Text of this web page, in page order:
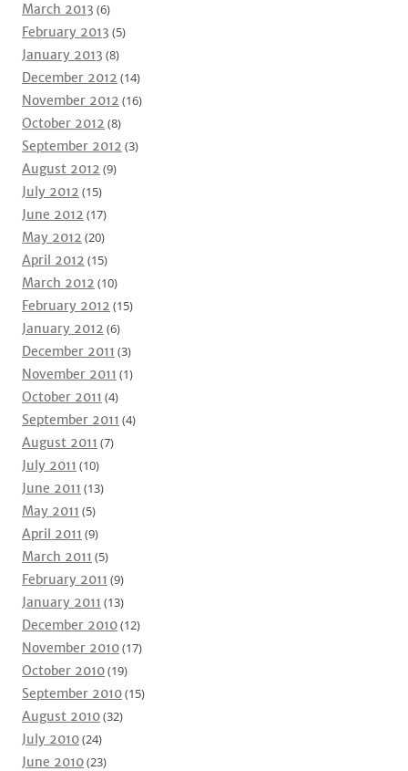
March 2013 (6)
February 2013 (5)
January 2013 (8)
December 2012 (14)
November 2012 (16)
October 2012 (8)
September 2012 (3)
August 2012 (9)
July 2012 (15)
June 2012 (17)
May 2012 (20)
April 2012 (15)
March 2012 (10)
February 2012 (15)
January 2012 (6)
December 2011 (3)
November 2011 (1)
October 2011 (4)
September 2011 (4)
August 2011 (7)
July 2011 (10)
June 2011 (13)
May 2011 (5)
April 2011 (9)
March 2011 (5)
February 2011 (9)
January 2011 (13)
December 2010(12)
November 2010(17)
October 2010(19)
September 2010(15)
August 2010(32)
July 2010(24)
June 2010(23)